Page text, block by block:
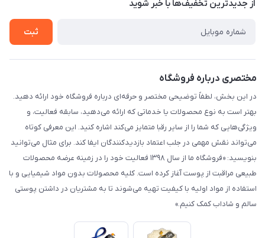
راهنما
از جدید‌ترین تخفیف‌ها با‌ خبر شوید
ثبت
مختصری درباره فروشگاه
در این بخش، لطفاً توضیحی مختصر و حرفه‌ای درباره فروشگاه خود ارائه دهید.
بهتر است به نوع محصولات یا خدماتی که ارائه می‌دهید، سابقه فعالیت، و
ویژگی‌هایی که شما را از سایر رقبا متمایز می‌کند اشاره کنید. این معرفی کوتاه
می‌تواند نقش مهمی در جلب اعتماد بازدیدکنندگان ایفا کند. برای مثال می‌توانید
بنویسید: «فروشگاه ما از سال ۱۳۹۸ فعالیت خود را در زمینه عرضه محصولات
طبیعی مراقبت از پوست آغاز کرده است. کلیه محصولات بدون مواد شیمیایی و با
استفاده از مواد اولیه با کیفیت تهیه می‌شوند تا به مشتریان در داشتن پوستی
سالم و شاداب کمک کنیم.»